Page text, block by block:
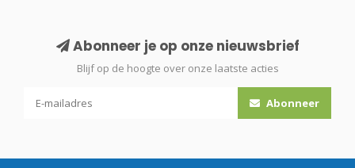
Abonneer je op onze nieuwsbrief
Blijf op de hoogte over onze laatste acties
Abonneer